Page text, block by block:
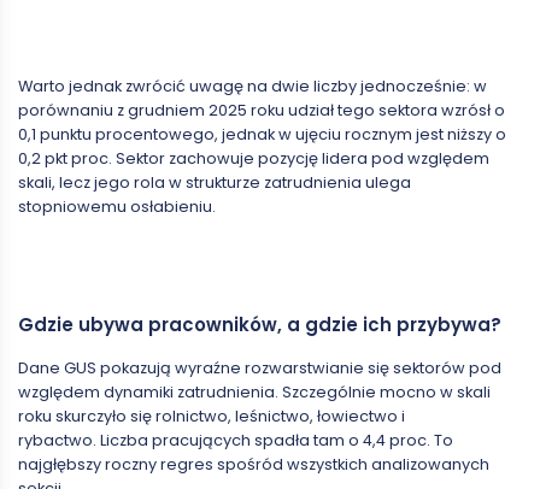
Warto jednak zwrócić uwagę na dwie liczby jednocześnie: w
porównaniu z grudniem 2025 roku udział tego sektora wzrósł o
0,1 punktu procentowego, jednak w ujęciu rocznym jest niższy o
0,2 pkt proc. Sektor zachowuje pozycję lidera pod względem
skali, lecz jego rola w strukturze zatrudnienia ulega
stopniowemu osłabieniu.
Gdzie ubywa pracowników, a gdzie ich przybywa?
Dane GUS pokazują wyraźne rozwarstwianie się sektorów pod
względem dynamiki zatrudnienia. Szczególnie mocno w skali
roku skurczyło się rolnictwo, leśnictwo, łowiectwo i
rybactwo. Liczba pracujących spadła tam o 4,4 proc. To
najgłębszy roczny regres spośród wszystkich analizowanych